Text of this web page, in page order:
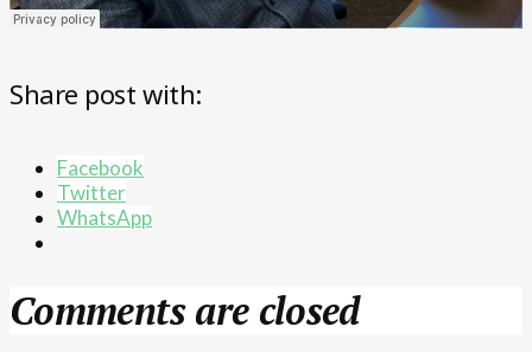
Share post with:
Facebook
Twitter
WhatsApp
Comments are closed